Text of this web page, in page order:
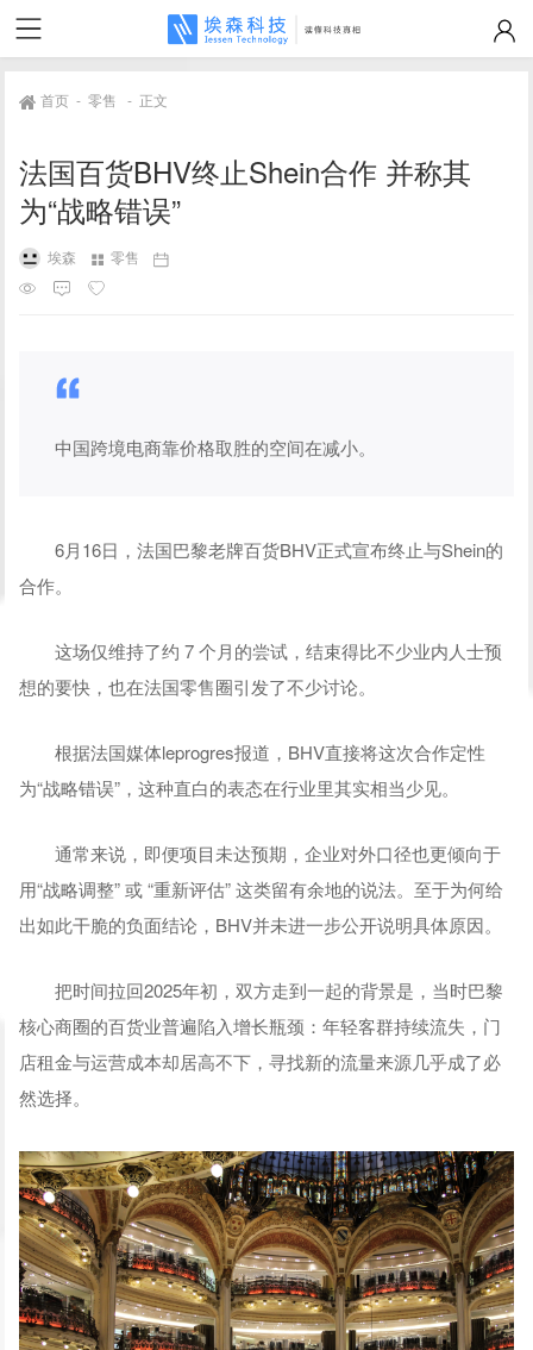
首页 -零售 - 正文
法国百货BHV终止Shein合作 并称其
为“战略错误”
埃森 零售
中国跨境电商靠价格取胜的空间在减小。
6月16日，法国巴黎老牌百货BHV正式宣布终止与Shein的
合作。
这场仅维持了约 7 个月的尝试，结束得比不少业内人士预
想的要快，也在法国零售圈引发了不少讨论。
根据法国媒体leprogres报道，BHV直接将这次合作定性
为“战略错误”，这种直白的表态在行业里其实相当少见。
通常来说，即便项目未达预期，企业对外口径也更倾向于
用“战略调整” 或 “重新评估” 这类留有余地的说法。至于为何给
出如此干脆的负面结论，BHV并未进一步公开说明具体原因。
把时间拉回2025年初，双方走到一起的背景是，当时巴黎
核心商圈的百货业普遍陷入增长瓶颈：年轻客群持续流失，门
店租金与运营成本却居高不下，寻找新的流量来源几乎成了必
然选择。